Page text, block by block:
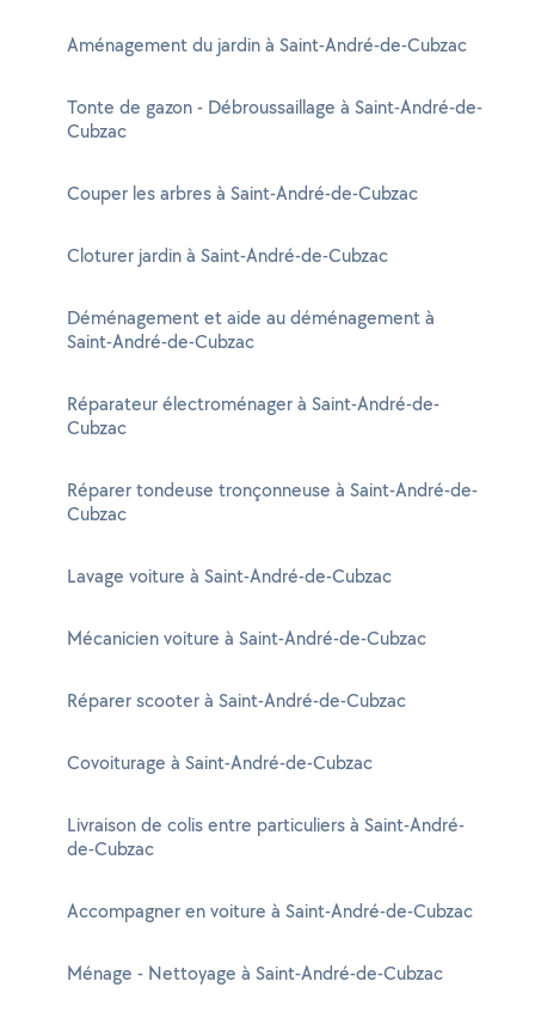
Aménagement du jardin à Saint-André-de-Cubzac
Tonte de gazon - Débroussaillage à Saint-André-de-
Cubzac
Couper les arbres à Saint-André-de-Cubzac
Cloturer jardin à Saint-André-de-Cubzac
Déménagement et aide au déménagement à
Saint-André-de-Cubzac
Réparateur électroménager à Saint-André-de-
Cubzac
Réparer tondeuse tronçonneuse à Saint-André-de-
Cubzac
Lavage voiture à Saint-André-de-Cubzac
Mécanicien voiture à Saint-André-de-Cubzac
Réparer scooter à Saint-André-de-Cubzac
Covoiturage à Saint-André-de-Cubzac
Livraison de colis entre particuliers à Saint-André-
de-Cubzac
Accompagner en voiture à Saint-André-de-Cubzac
Ménage - Nettoyage à Saint-André-de-Cubzac